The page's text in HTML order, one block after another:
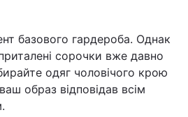
базового гардероба. Однак
сорочки вже давно
одяг чоловічого крою
образ відповідав всім